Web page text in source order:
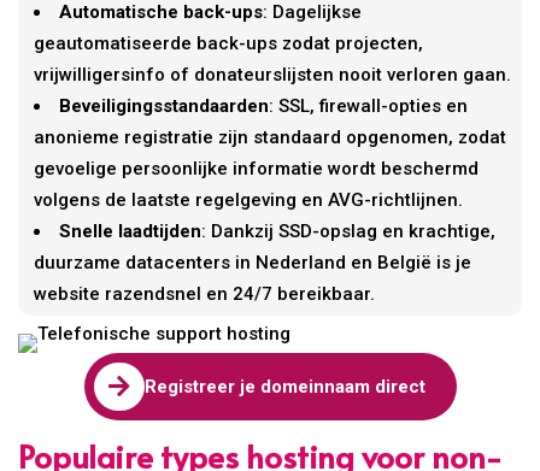
Automatische back-ups: Dagelijkse
geautomatiseerde back-ups zodat projecten,
vrijwilligersinfo of donateurslijsten nooit verloren gaan.
Beveiligingsstandaarden: SSL, firewall-opties en
anonieme registratie zijn standaard opgenomen, zodat
gevoelige persoonlijke informatie wordt beschermd
volgens de laatste regelgeving en AVG-richtlijnen.
Snelle laadtijden: Dankzij SSD-opslag en krachtige,
duurzame datacenters in Nederland en België is je
website razendsnel en 24/7 bereikbaar.
 Registreer je domeinnaam direct
Populaire types hosting voor non-